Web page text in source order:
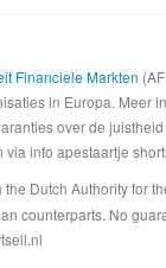
Financiele Markten
in Europa.
over de
via info apestaartje
Dutch Authority for
counterparts. No